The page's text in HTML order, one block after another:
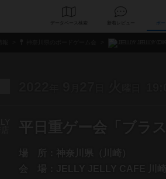
データベース 新着レビュー
平日重ゲー会「ブラ
場 所：
神奈川県（川崎）
会 場：
JELLY JELLY CAFE 川崎